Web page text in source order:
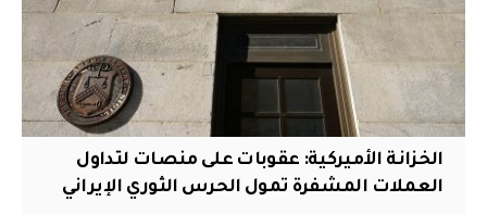
الخزانة الأميركية: عقوبات على منصات لتداول
العملات المشفرة تمول الحرس الثوري الإيراني